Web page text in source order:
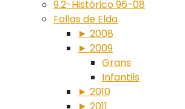
9.2-Histórico 96-08
Fallas de Elda
► 2008
► 2009
Grans
Infantils
► 2010